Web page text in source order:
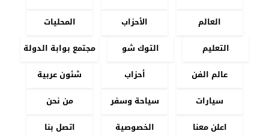
العالم
الأحزاب
المحليات
التعليم
التوك شو
مجتمع بوابة الدولة
عالم الفن
أحزاب
شئون عربية
سيارات
سياحة وسفر
من نحن
اعلن معنا
الخصوصية اتصل بنا